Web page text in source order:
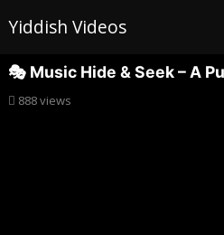
Yiddish Videos
🎭 Music Hide & Seek – A
888views